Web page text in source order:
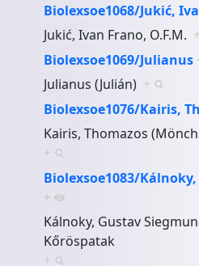
Biolexsoe1068/Jukić,
Jukić, Ivan Frano, O.F.M. +
Biolexsoe1069/Julianus
Julianus (Julián) +
Biolexsoe1076/Kairis,
Kairis, Thomazos
+
Biolexsoe1083/
+
Kálnoky, Gustav
Kőröspatak
+